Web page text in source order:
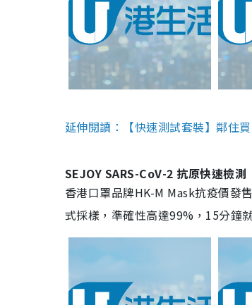
延伸閱讀：【快速測試套裝】鄰住
SEJOY SARS-CoV-2 抗原快速檢測
香港口罩品牌HK-M Mask抗疫價發
式採樣，準確性高達99%，15分鐘